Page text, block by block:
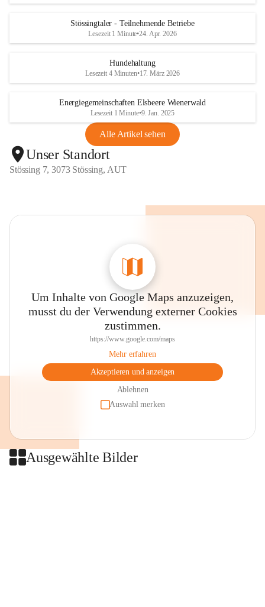
Stössingtaler - Teilnehmende Betriebe
Lesezeit 1 Minute•24. Apr. 2026
Hundehaltung
Lesezeit 4 Minuten•17. März 2026
Energiegemeinschaften Elsbeere Wienerwald
Lesezeit 1 Minute•9. Jan. 2025
Alle Artikel sehen
Unser Standort
Stössing 7, 3073 Stössing, AUT
Um Inhalte von Google Maps anzuzeigen,
musst du der Verwendung externer Cookies
zustimmen.
https://www.google.com/maps
Mehr erfahren
Akzeptieren und anzeigen
Ablehnen
Auswahl merken
Ausgewählte Bilder